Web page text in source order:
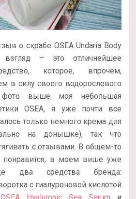
о скрабе OSEA Undaria Body
– это отличнейшее
которое, впрочем,
в силу своего водорослевого
выше моя небольшая
OSEA, я уже почти все
только немного крема для
на донышке), так что
с отзывами. В общем-то
понравится, в моем више уже
два средства бренда:
с гиалуроновой кислотой